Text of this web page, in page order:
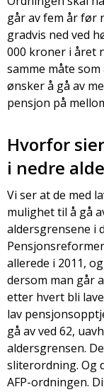
går av fem år før
gradvis ned ved
000 kroner i året
samme måte
ønsker å gå av
pensjon på
Hvorfor
i nedre
Vi ser at de med
mulighet til å gå
aldersgrensene i
allerede i 2011,
dersom man går
etter hvert bli
lav
gå av ved 62,
aldersgrensen.
sliterordning. Og
AFP-ordningen.